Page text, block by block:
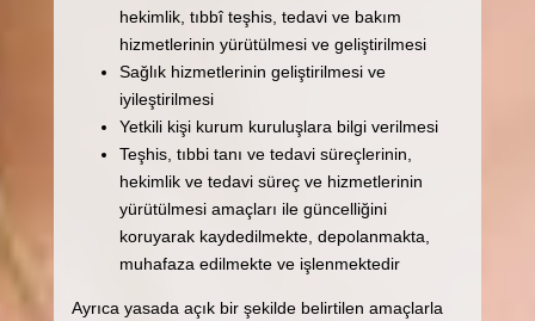
hekimlik, tıbbî teşhis, tedavi ve bakım
hizmetlerinin yürütülmesi ve geliştirilmesi
Sağlık hizmetlerinin geliştirilmesi ve
iyileştirilmesi
Yetkili kişi kurum kuruluşlara bilgi verilmesi
Teşhis, tıbbi tanı ve tedavi süreçlerinin,
hekimlik ve tedavi süreç ve hizmetlerinin
yürütülmesi amaçları ile güncelliğini
koruyarak kaydedilmekte, depolanmakta,
muhafaza edilmekte ve işlenmektedir
Ayrıca yasada açık bir şekilde belirtilen amaçlarla